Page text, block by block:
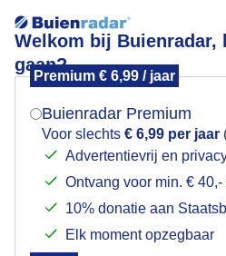
Welkom bij Buienradar,
gaan?
Premium € 6,99 / jaar
Buienradar Premium
Voor slechts € 6,99 per jaar
Advertentievrij en
Ontvang voor min. €
10% donatie aan
Elk moment opzegbaar
Motordag
Mogen we je locatie
Indien je hier nog geen
verschijnt er zo een pop-